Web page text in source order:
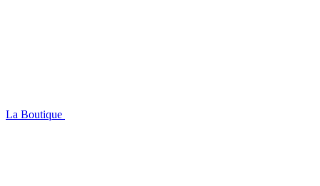
La Boutique